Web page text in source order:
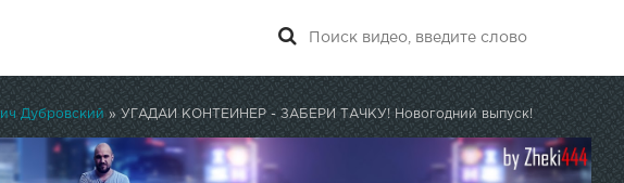
Дубровский» УГАДАЙ КОНТЕЙНЕР - ЗАБЕРИ ТАЧКУ! Новогодний выпуск!